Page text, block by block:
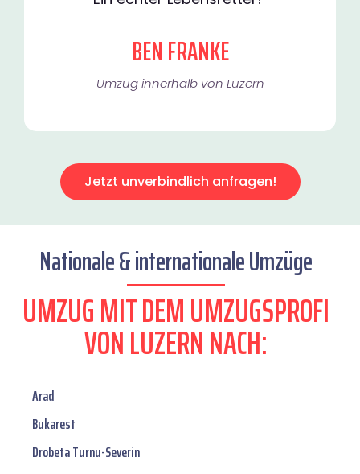
BEN FRANKE
Umzug innerhalb von Luzern​
Jetzt unverbindlich anfragen!
Nationale & internationale Umzüge
UMZUG MIT DEM UMZUGSPROFI
VON LUZERN NACH:
Arad
Bukarest
Drobeta Turnu-Severin